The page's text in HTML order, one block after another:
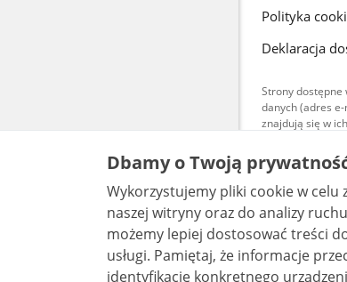
Polityka
Deklaracja
Strony dostępne
danych (adres
znajdują się w
są
Dbamy o Twoją
Wykorzystujemy pliki cookie w
naszej witryny oraz do analizy ruchu i
możemy lepiej dostosować treści
usługi. Pamiętaj, że informacje przechowywane w plikach cookie mogą pozwalać na
identyfikację konkretnego